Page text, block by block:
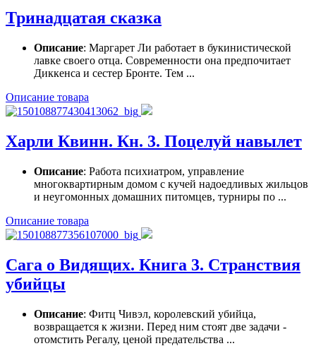
Тринадцатая сказка
Описание: Маргарет Ли работает в букинистической
лавке своего отца. Современности она предпочитает
Диккенса и сестер Бронте. Тем ...
Описание товара
Харли Квинн. Кн. 3. Поцелуй навылет
Описание: Работа психиатром, управление
многоквартирным домом с кучей надоедливых жильцов
и неугомонных домашних питомцев, турниры по ...
Описание товара
Сага о Видящих. Книга 3. Странствия
убийцы
Описание: Фитц Чивэл, королевский убийца,
возвращается к жизни. Перед ним стоят две задачи -
отомстить Регалу, ценой предательства ...